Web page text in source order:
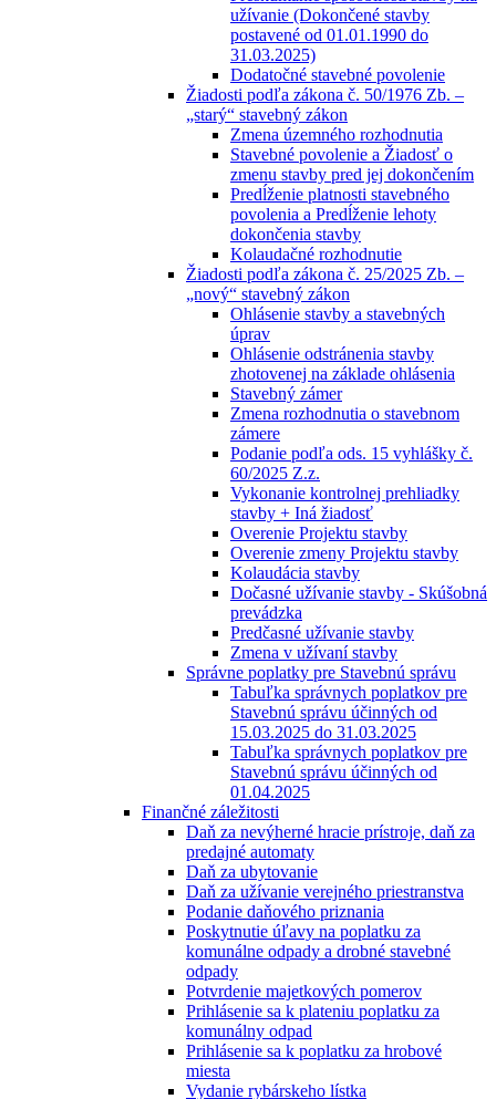
užívanie (Dokončené stavby
postavené od 01.01.1990 do
31.03.2025)
Dodatočné stavebné povolenie
Žiadosti podľa zákona č. 50/1976 Zb. –
„starý“ stavebný zákon
Zmena územného rozhodnutia
Stavebné povolenie a Žiadosť o
zmenu stavby pred jej dokončením
Predĺženie platnosti stavebného
povolenia a Predĺženie lehoty
dokončenia stavby
Kolaudačné rozhodnutie
Žiadosti podľa zákona č. 25/2025 Zb. –
„nový“ stavebný zákon
Ohlásenie stavby a stavebných
úprav
Ohlásenie odstránenia stavby
zhotovenej na základe ohlásenia
Stavebný zámer
Zmena rozhodnutia o stavebnom
zámere
Podanie podľa ods. 15 vyhlášky č.
60/2025 Z.z.
Vykonanie kontrolnej prehliadky
stavby + Iná žiadosť
Overenie Projektu stavby
Overenie zmeny Projektu stavby
Kolaudácia stavby
Dočasné užívanie stavby - Skúšobná
prevádzka
Predčasné užívanie stavby
Zmena v užívaní stavby
Správne poplatky pre Stavebnú správu
Tabuľka správnych poplatkov pre
Stavebnú správu účinných od
15.03.2025 do 31.03.2025
Tabuľka správnych poplatkov pre
Stavebnú správu účinných od
01.04.2025
Finančné záležitosti
Daň za nevýherné hracie prístroje, daň za
predajné automaty
Daň za ubytovanie
Daň za užívanie verejného priestranstva
Podanie daňového priznania
Poskytnutie úľavy na poplatku za
komunálne odpady a drobné stavebné
odpady
Potvrdenie majetkových pomerov
Prihlásenie sa k plateniu poplatku za
komunálny odpad
Prihlásenie sa k poplatku za hrobové
miesta
Vydanie rybárskeho lístka